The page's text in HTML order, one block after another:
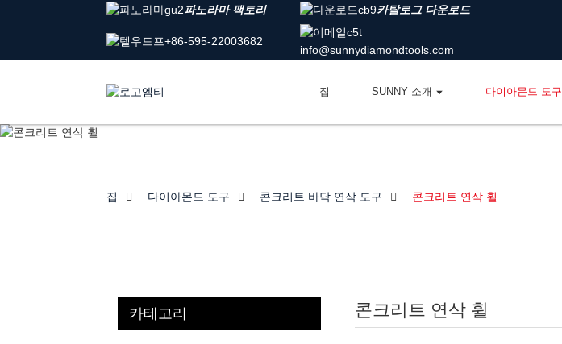
파노라마 팩토리 카탈로그 다운로드
+86-595-22003682
info@sunnydiamondtools.com
집 SUNNY 소개 다이아몬드 도구
집 다이아몬드 도구 콘크리트 바닥 연삭 도구 콘크리트 연삭 휠
카테고리 콘크리트 연삭 휠